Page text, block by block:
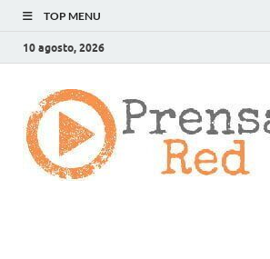
TOP MENU
10 agosto, 2026